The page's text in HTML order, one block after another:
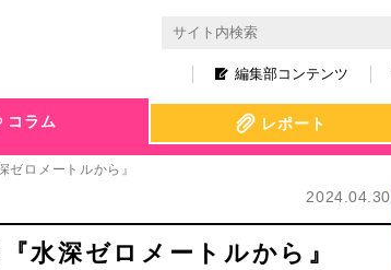
編集部コンテンツ
コラム レポート
ゼロメートルから』
2024.04.30
水深ゼロメートルから』